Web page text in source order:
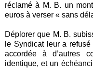
réclamé à M. B. un
euros à verser « sans
Déplorer que M. B.
le Syndicat leur a
accordée à d’autres
identique, et un